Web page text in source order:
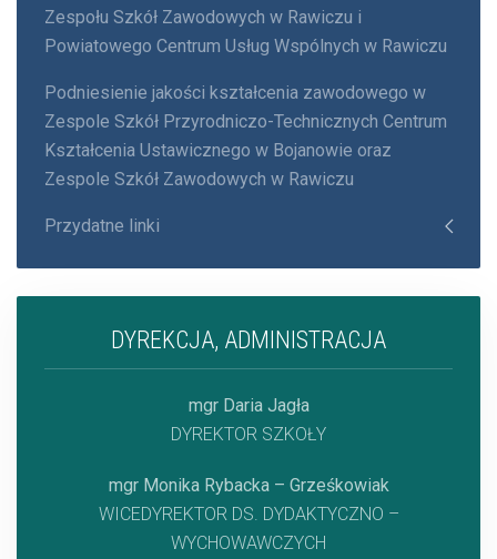
Zespołu Szkół Zawodowych w Rawiczu i
Powiatowego Centrum Usług Wspólnych w Rawiczu
Podniesienie jakości kształcenia zawodowego w
Zespole Szkół Przyrodniczo-Technicznych Centrum
Kształcenia Ustawicznego w Bojanowie oraz
Zespole Szkół Zawodowych w Rawiczu
Przydatne linki
DYREKCJA, ADMINISTRACJA
mgr Daria Jagła
DYREKTOR SZKOŁY
mgr Monika Rybacka – Grześkowiak
WICEDYREKTOR DS. DYDAKTYCZNO –
WYCHOWAWCZYCH